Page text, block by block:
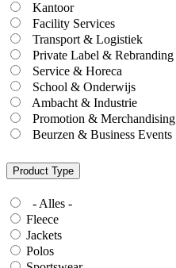
Kantoor
Facility Services
Transport & Logistiek
Private Label & Rebranding
Service & Horeca
School & Onderwijs
Ambacht & Industrie
Promotion & Merchandising
Beurzen & Business Events
Product Type
- Alles -
Fleece
Jackets
Polos